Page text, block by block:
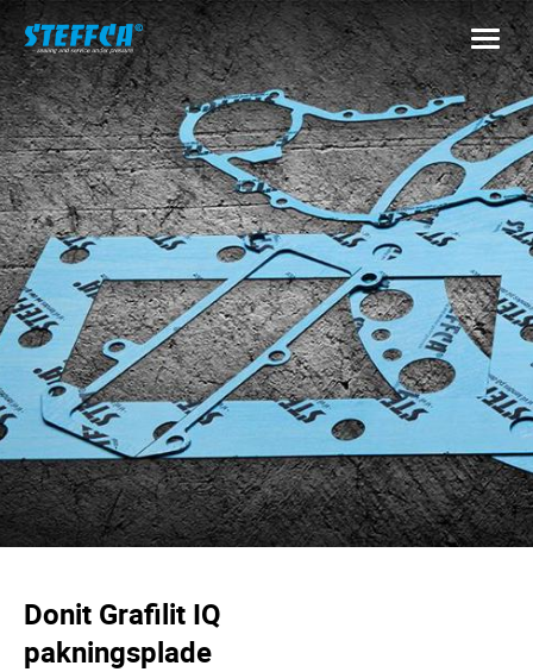
Donit Grafilit IQ
pakningsplade